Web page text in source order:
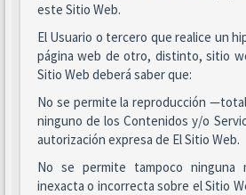
este Sitio Web.
El Usuario o tercero que realice un
página web de otro, distinto, sitio
Sitio Web deberá saber que:
No se permite la reproducción
ninguno de los Contenidos y/o
autorización expresa de El Sitio Web.
No se permite tampoco ninguna
inexacta o incorrecta sobre el Sitio